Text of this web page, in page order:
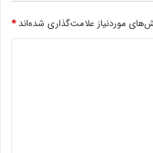
نیز بوده به نحوی که
موردنیاز علامت‌گذاری شده‌اند*